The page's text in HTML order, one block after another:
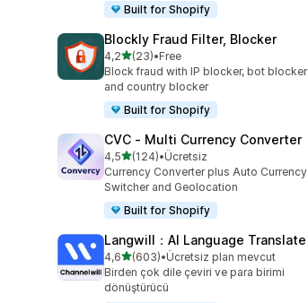
Built for Shopify
Blockly Fraud Filter, Blocker
4,25 yıldız üzerinden
(23)
toplam 23 değerlendirme
•Free
Block fraud with IP blocker, bot blocker
and country blocker
Built for Shopify
CVC ‑ Multi Currency Converter
4,55 yıldız üzerinden
(124)
toplam 124 değerlendirme
•Ücretsiz
Currency Converter plus Auto Currency
Switcher and Geolocation
Built for Shopify
Langwill：AI Language Translate
4,65 yıldız üzerinden
(603)
toplam 603 değerlendirme
•Ücretsiz plan mevcut
Birden çok dile çeviri ve para birimi
dönüştürücü